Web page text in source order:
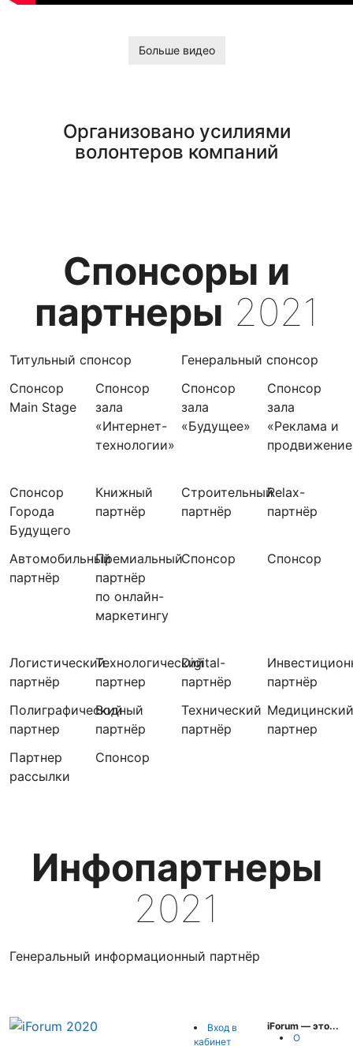
Больше видео
Организовано усилиями
волонтеров компаний
Спонсоры и
партнеры 2021
Титульный спонсор
Генеральный спонсор
Спонсор
Main Stage
Спонсор
зала
«Интернет-
технологии»
Спонсор
зала
«Будущее»
Спонсор
зала
«Реклама и
Спонсор
Города
Будущего
Книжный
партнёр
Строительный
партнёр
Relax-
партнёр
Автомобильный
партнёр
Премиальный
партнёр
по онлайн-
маркетингу
Спонсор Спонсор
Логистический
партнёр
Технологический
партнер
Digital-
партнёр
партнёр
Полиграфический
партнер
Водный
партнёр
Технический
партнёр
Медицинский
партнер
Партнер
рассылки
Cпонсор
Инфопартнеры
2021
Генеральный информационный партнёр
Вход в
кабинет
iForum — это...
О